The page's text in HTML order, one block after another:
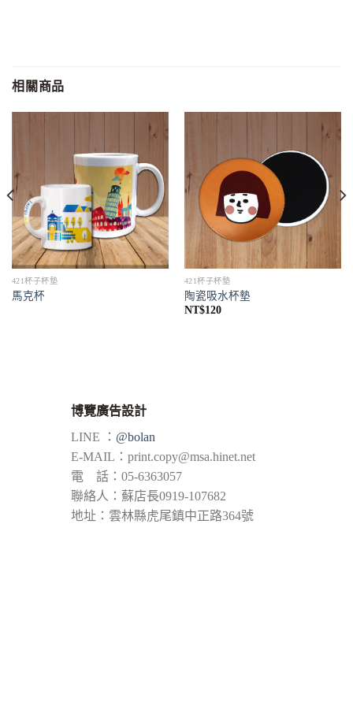
相關商品
421杯子杯墊
馬克杯
421杯子杯墊
陶瓷吸水杯墊
NT$120
博覽廣告設計
LINE ： @bolan
E-MAIL： print.copy@msa.hinet.net
電 話：05-6363057
聯絡人：蘇店長0919-107682
地址：雲林縣虎尾鎮中正路364號